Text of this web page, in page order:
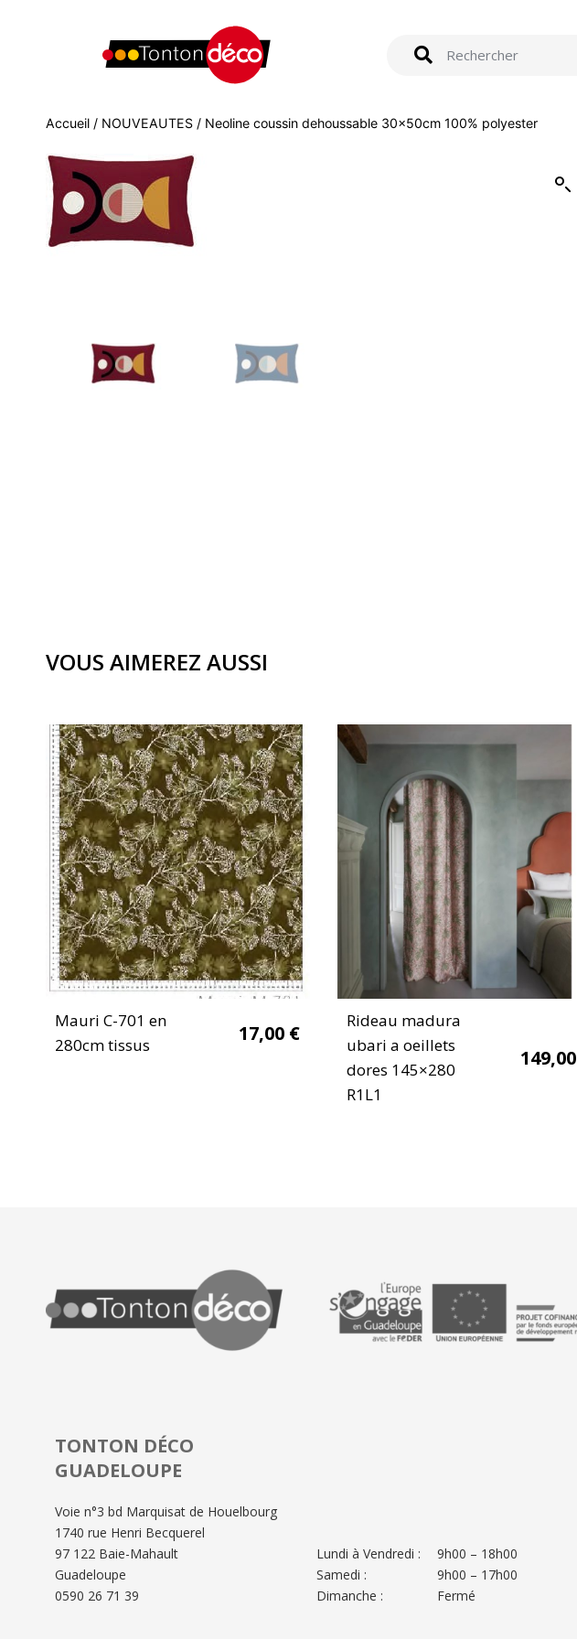
Accueil / NOUVEAUTES / Neoline coussin dehoussable 30x50cm 100% polyester
VOUS AIMEREZ AUSSI
Mauri C-701 en
280cm tissus
17,00 €
Rideau madura
ubari a oeillets
dores 145×280
R1L1
149,00
TONTON DÉCO
GUADELOUPE
Voie n°3 bd Marquisat de Houelbourg
1740 rue Henri Becquerel
97 122 Baie-Mahault
Guadeloupe
0590 26 71 39
Lundi à Vendredi :
Samedi :
Dimanche :
9h00 – 18h00
9h00 – 17h00
Fermé